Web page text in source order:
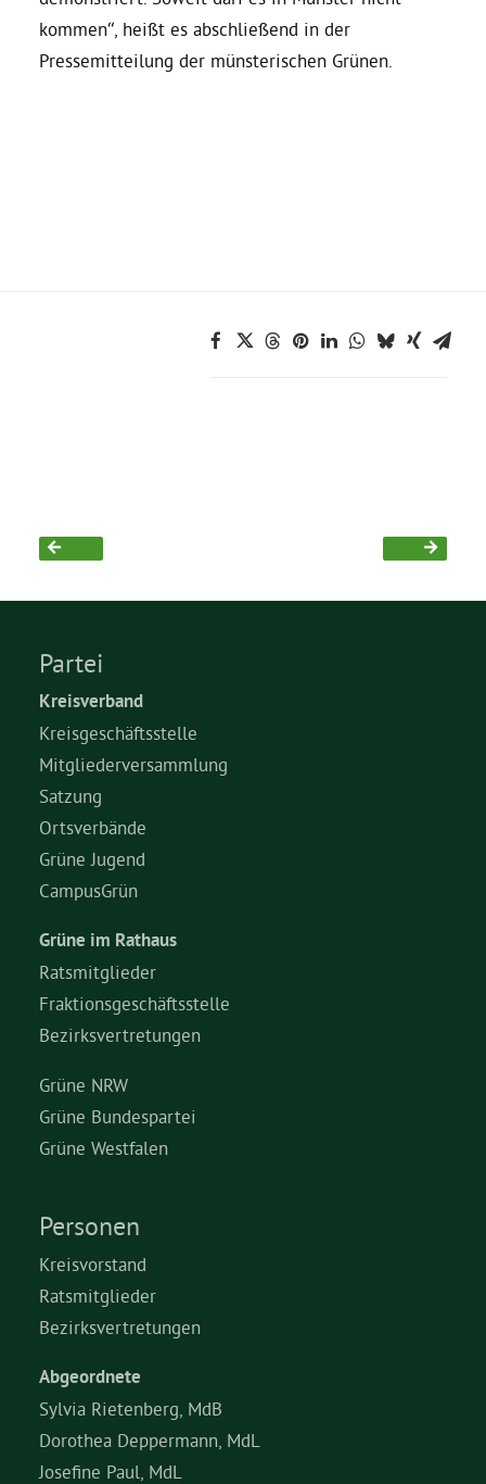
Grüne Jugend
kommen“, heißt es abschließend in der
Pressemitteilung der münsterischen Grünen.
Partei
Kreisverband
Kreisgeschäftsstelle
Mitgliederversammlung
Satzung
Ortsverbände
Grüne Jugend
CampusGrün
Grüne im Rathaus
Ratsmitglieder
Fraktionsgeschäftsstelle
Bezirksvertretungen
Grüne NRW
Grüne Bundespartei
Grüne Westfalen
Personen
Kreisvorstand
Ratsmitglieder
Bezirksvertretungen
Abgeordnete
Sylvia Rietenberg, MdB
Dorothea Deppermann, MdL
Josefine Paul, MdL